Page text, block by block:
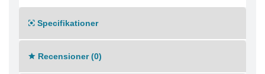
Specifikationer
Recensioner (0)